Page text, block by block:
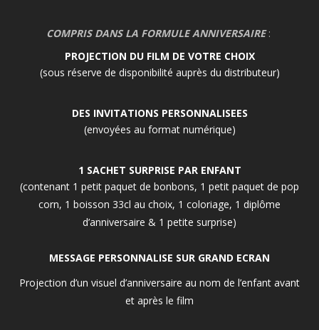
COMPRIS DANS LA FORMULE ANNIVERSAIRE :
PROJECTION DU FILM DE VOTRE CHOIX
(sous réserve de disponibilité auprès du distributeur)
DES INVITATIONS PERSONNALISEES
(envoyées au format numérique)
1 SACHET SURPRISE PAR ENFANT
(contenant 1 petit paquet de bonbons, 1 petit paquet de pop
corn, 1 boisson 33cl au choix, 1 coloriage, 1 diplôme
d’anniversaire & 1 petite surprise)
MESSAGE PERSONNALISE SUR GRAND ECRAN
Projection d’un visuel d’anniversaire au nom de l’enfant avant
et après le film